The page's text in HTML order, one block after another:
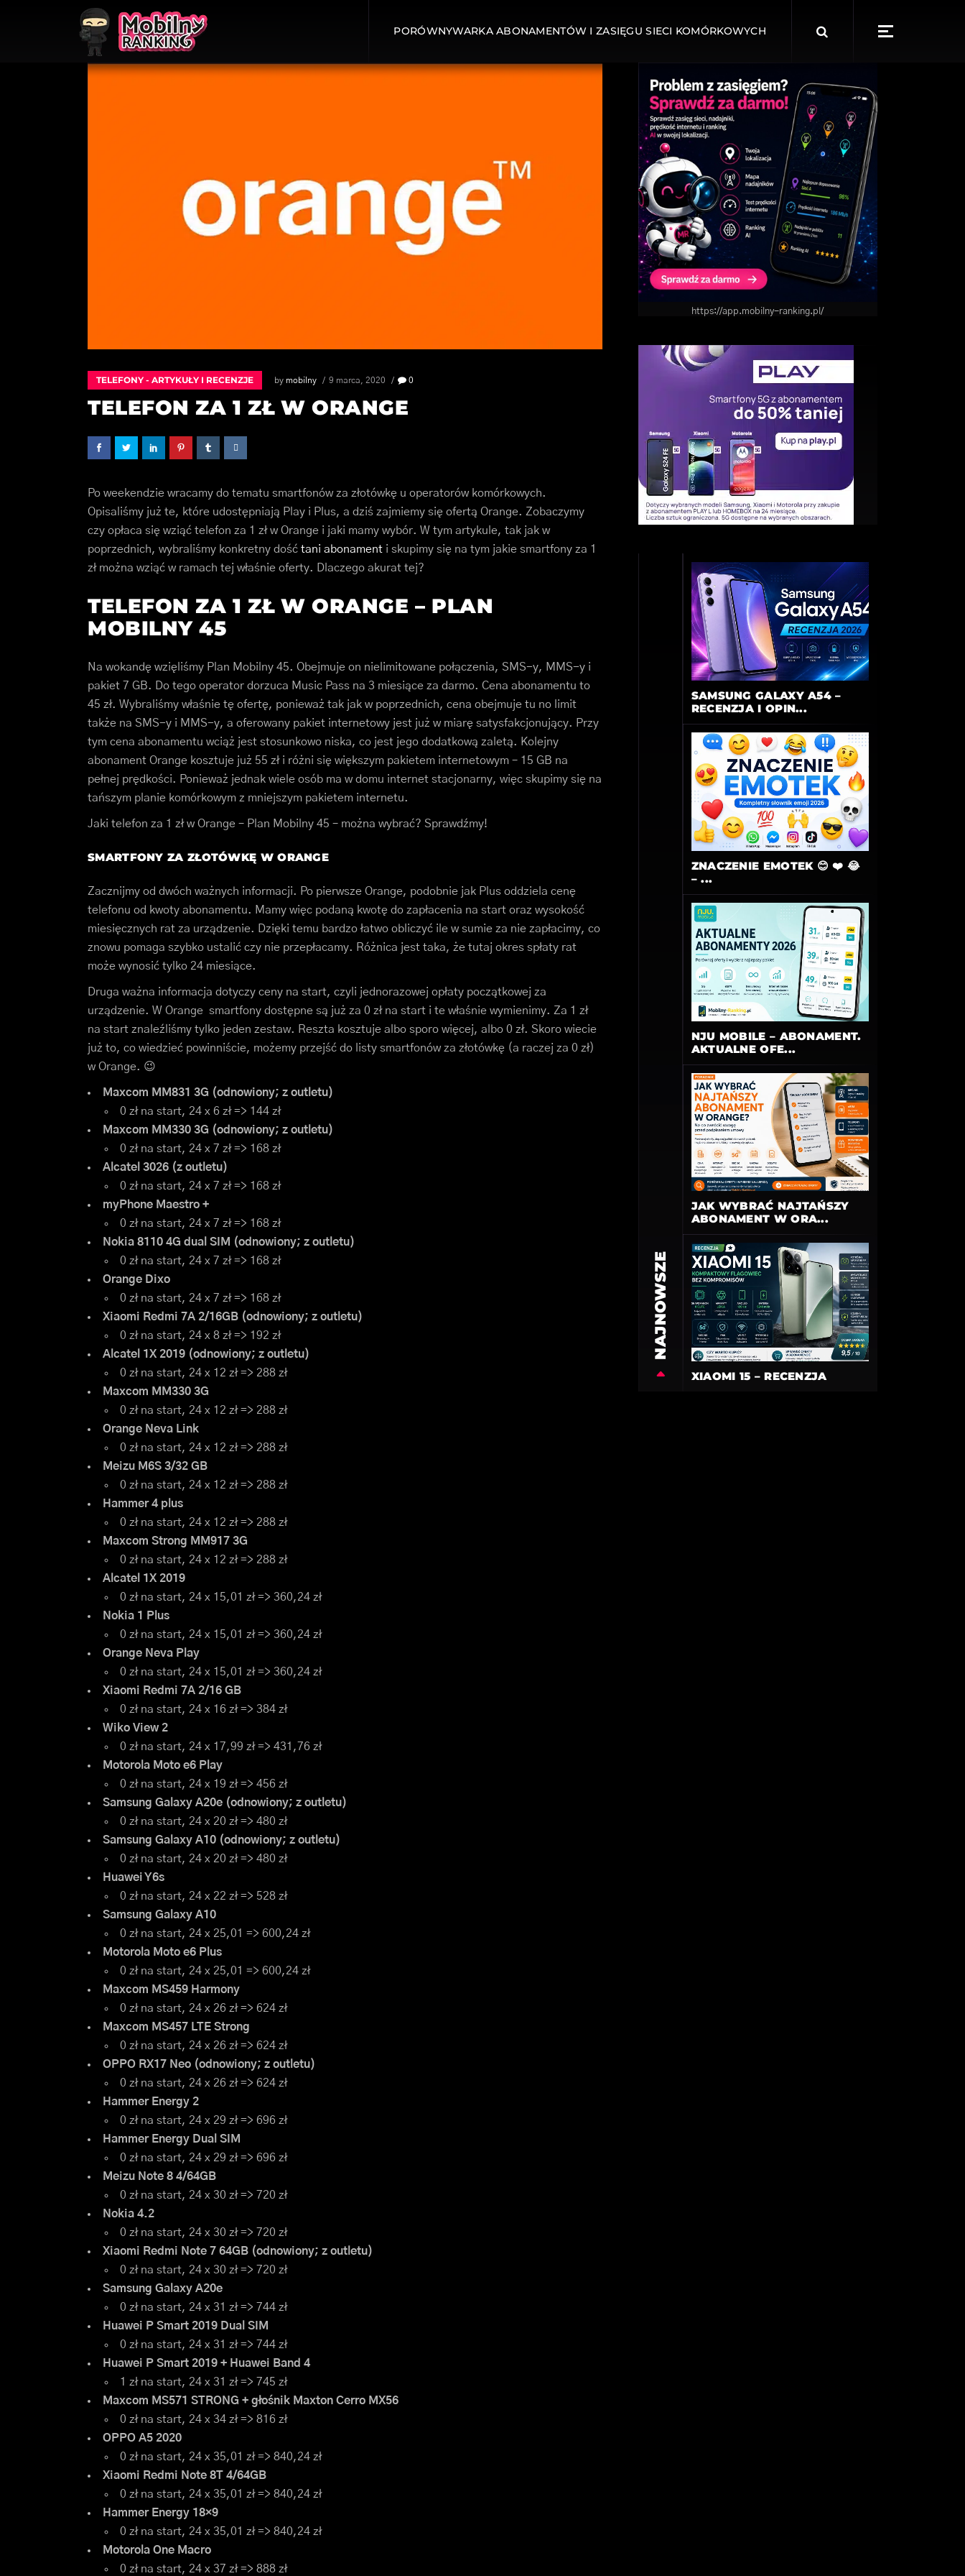
PORÓWNYWARKA ABONAMENTÓW I ZASIĘGU SIECI KOMÓRKOWYCH
for:
TELEFONY - ARTYKUŁY I RECENZJE by mobilny 9 marca, 2020 0
TELEFON ZA 1 ZŁ W ORANGE
Po weekendzie wracamy do tematu smartfonów za złotówkę u operatorów komórkowych.
Opisaliśmy już te, które udostępniają Play i Plus, a dziś zajmiemy się ofertą Orange. Zobaczymy
czy opłaca się wziąć telefon za 1 zł w Orange i jaki mamy wybór. W tym artykule, tak jak w
poprzednich, wybraliśmy konkretny dość tani abonament i skupimy się na tym jakie smartfony za 1
zł można wziąć w ramach tej właśnie oferty. Dlaczego akurat tej?
TELEFON ZA 1 ZŁ W ORANGE – PLAN
MOBILNY 45
Na wokandę wzięliśmy Plan Mobilny 45. Obejmuje on nielimitowane połączenia, SMS-y, MMS-y i
pakiet 7 GB. Do tego operator dorzuca Music Pass na 3 miesiące za darmo. Cena abonamentu to
45 zł. Wybraliśmy właśnie tę ofertę, ponieważ tak jak w poprzednich, cena obejmuje tu no limit
także na SMS-y i MMS-y, a oferowany pakiet internetowy jest już w miarę satysfakcjonujący. Przy
tym cena abonamentu wciąż jest stosunkowo niska, co jest jego dodatkową zaletą. Kolejny
abonament Orange kosztuje już 55 zł i różni się większym pakietem internetowym – 15 GB na
pełnej prędkości. Ponieważ jednak wiele osób ma w domu internet stacjonarny, więc skupimy się na
tańszym planie komórkowym z mniejszym pakietem internetu.
Jaki telefon za 1 zł w Orange – Plan Mobilny 45 – można wybrać? Sprawdźmy!
SMARTFONY ZA ZŁOTÓWKĘ W ORANGE
Zacznijmy od dwóch ważnych informacji. Po pierwsze Orange, podobnie jak Plus oddziela cenę
telefonu od kwoty abonamentu. Mamy więc podaną kwotę do zapłacenia na start oraz wysokość
miesięcznych rat za urządzenie. Dzięki temu bardzo łatwo obliczyć ile w sumie za nie zapłacimy, co
znowu pomaga szybko ustalić czy nie przepłacamy. Różnica jest taka, że tutaj okres spłaty rat
może wynosić tylko 24 miesiące.
Druga ważna informacja dotyczy ceny na start, czyli jednorazowej opłaty początkowej za
urządzenie. W Orange smartfony dostępne są już za 0 zł na start i te właśnie wymienimy. Za 1 zł
na start znaleźliśmy tylko jeden zestaw. Reszta kosztuje albo sporo więcej, albo 0 zł. Skoro wiecie
już to, co wiedzieć powinniście, możemy przejść do listy smartfonów za złotówkę (a raczej za 0 zł)
w Orange. 😉
Maxcom MM831 3G (odnowiony; z outletu)
0 zł na start, 24 x 6 zł => 144 zł
Maxcom MM330 3G (odnowiony; z outletu)
0 zł na start, 24 x 7 zł => 168 zł
Alcatel 3026 (z outletu)
0 zł na start, 24 x 7 zł => 168 zł
myPhone Maestro +
0 zł na start, 24 x 7 zł => 168 zł
Nokia 8110 4G dual SIM (odnowiony; z outletu)
0 zł na start, 24 x 7 zł => 168 zł
Orange Dixo
0 zł na start, 24 x 7 zł => 168 zł
Xiaomi Redmi 7A 2/16GB (odnowiony; z outletu)
0 zł na start, 24 x 8 zł => 192 zł
Alcatel 1X 2019 (odnowiony; z outletu)
0 zł na start, 24 x 12 zł => 288 zł
Maxcom MM330 3G
0 zł na start, 24 x 12 zł => 288 zł
Orange Neva Link
0 zł na start, 24 x 12 zł => 288 zł
Meizu M6S 3/32 GB
0 zł na start, 24 x 12 zł => 288 zł
Hammer 4 plus
0 zł na start, 24 x 12 zł => 288 zł
Maxcom Strong MM917 3G
0 zł na start, 24 x 12 zł => 288 zł
Alcatel 1X 2019
0 zł na start, 24 x 15,01 zł => 360,24 zł
Nokia 1 Plus
0 zł na start, 24 x 15,01 zł => 360,24 zł
Orange Neva Play
0 zł na start, 24 x 15,01 zł => 360,24 zł
Xiaomi Redmi 7A 2/16 GB
0 zł na start, 24 x 16 zł => 384 zł
Wiko View 2
0 zł na start, 24 x 17,99 zł => 431,76 zł
Motorola Moto e6 Play
0 zł na start, 24 x 19 zł => 456 zł
Samsung Galaxy A20e (odnowiony; z outletu)
0 zł na start, 24 x 20 zł => 480 zł
Samsung Galaxy A10 (odnowiony; z outletu)
0 zł na start, 24 x 20 zł => 480 zł
Huawei Y6s
0 zł na start, 24 x 22 zł => 528 zł
Samsung Galaxy A10
0 zł na start, 24 x 25,01 => 600,24 zł
Motorola Moto e6 Plus
0 zł na start, 24 x 25,01 => 600,24 zł
Maxcom MS459 Harmony
0 zł na start, 24 x 26 zł => 624 zł
Maxcom MS457 LTE Strong
0 zł na start, 24 x 26 zł => 624 zł
OPPO RX17 Neo (odnowiony; z outletu)
0 zł na start, 24 x 26 zł => 624 zł
Hammer Energy 2
0 zł na start, 24 x 29 zł => 696 zł
Hammer Energy Dual SIM
0 zł na start, 24 x 29 zł => 696 zł
Meizu Note 8 4/64GB
0 zł na start, 24 x 30 zł => 720 zł
Nokia 4.2
0 zł na start, 24 x 30 zł => 720 zł
Xiaomi Redmi Note 7 64GB (odnowiony; z outletu)
0 zł na start, 24 x 30 zł => 720 zł
Samsung Galaxy A20e
0 zł na start, 24 x 31 zł => 744 zł
Huawei P Smart 2019 Dual SIM
0 zł na start, 24 x 31 zł => 744 zł
Huawei P Smart 2019 + Huawei Band 4
1 zł na start, 24 x 31 zł => 745 zł
Maxcom MS571 STRONG + głośnik Maxton Cerro MX56
0 zł na start, 24 x 34 zł => 816 zł
OPPO A5 2020
0 zł na start, 24 x 35,01 zł => 840,24 zł
Xiaomi Redmi Note 8T 4/64GB
0 zł na start, 24 x 35,01 zł => 840,24 zł
Hammer Energy 18×9
0 zł na start, 24 x 35,01 zł => 840,24 zł
Motorola One Macro
0 zł na start, 24 x 37 zł => 888 zł
https://app.mobilny-ranking.pl/
NAJNOWSZE
SAMSUNG GALAXY A54 –
RECENZJA I OPIN...
ZNACZENIE EMOTEK 😊 ❤️ 😂
– ...
NJU MOBILE – ABONAMENT.
AKTUALNE OFE...
JAK WYBRAĆ NAJTAŃSZY
ABONAMENT W ORA...
XIAOMI 15 – RECENZJA